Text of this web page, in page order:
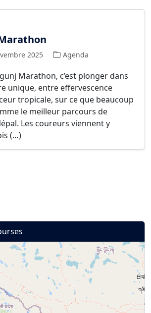
2025 Agenda
Marathon, c’est plonger dans
unique, entre effervescence
tropicale, sur ce que beaucoup
le meilleur parcours de
Les coureurs viennent y
(…)